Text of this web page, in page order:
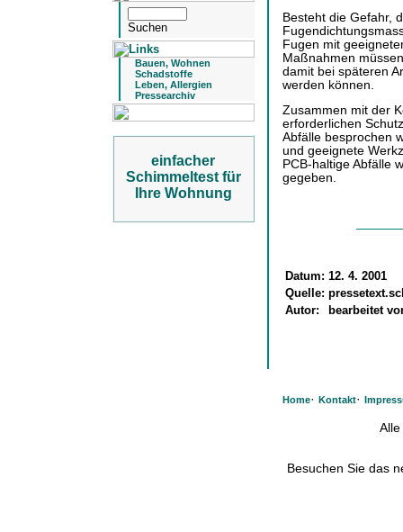
Bauen, Wohnen
Schadstoffe
Leben, Allergien
Pressearchiv
einfacher
Schimmeltest für
Ihre Wohnung
Besteht die Gefahr,
Fugen mit
Maßnahmen
damit bei späteren
werden können.
Zusammen mit der
erforderlichen
Abfälle besprochen
und geeignete
PCB-haltige Abfälle
gegeben.
Datum: 12. 4. 2001
Quelle:
Autor:
bearbeitet
Home· Kontakt·
Besuchen Sie das